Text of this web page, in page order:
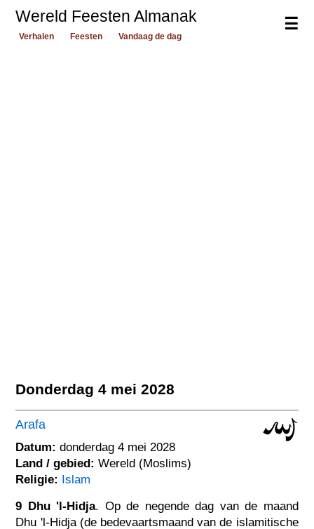
☰
Wereld Feesten Almanak
Verhalen Feesten Vandaag de dag
Donderdag 4 mei 2028
Arafa
Datum: donderdag 4 mei 2028
Land / gebied: Wereld (Moslims)
Religie: Islam
9 Dhu 'l-Hidja. Op de negende dag van de maand
Dhu 'l-Hidja (de bedevaartsmaand van de islamitische